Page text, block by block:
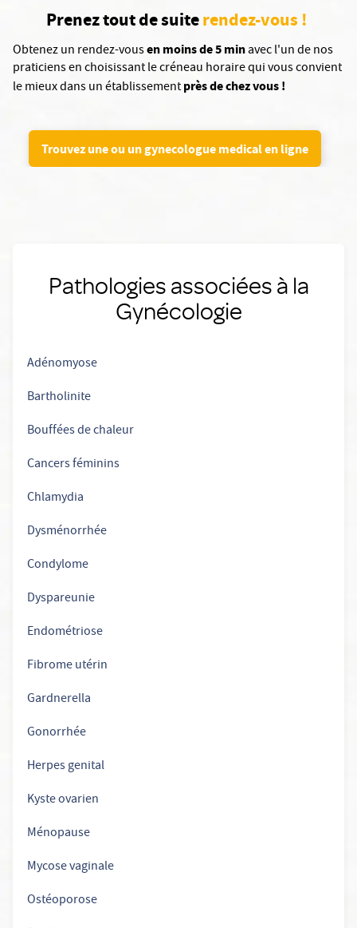
Prenez tout de suiterendez-vous !
Obtenez un rendez-vousen moins de 5 minavec l'un de nos
praticiens en choisissant le créneau horaire qui vous convient
le mieux dans un établissementprès de chez vous !
Trouvez une ou un gynecologue medical en ligne
Pathologies associées à la
Gynécologie
Adénomyose
Bartholinite
Bouffées de chaleur
Cancers féminins
Chlamydia
Dysménorrhée
Condylome
Dyspareunie
Endométriose
Fibrome utérin
Gardnerella
Gonorrhée
Herpes genital
Kyste ovarien
Ménopause
Mycose vaginale
Ostéoporose